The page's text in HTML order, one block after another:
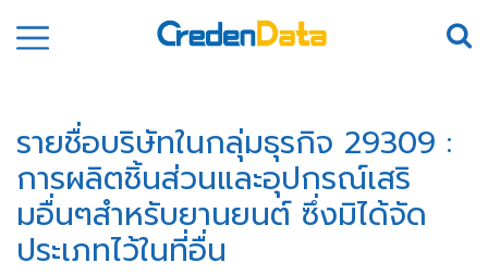
รายชื่อบริษัทในกลุ่มธุรกิจ 29309 :
การผลิตชิ้นส่วนและอุปกรณ์เสริ
มอื่นๆสำหรับยานยนต์ ซึ่งมิได้จัด
ประเภทไว้ในที่อื่น